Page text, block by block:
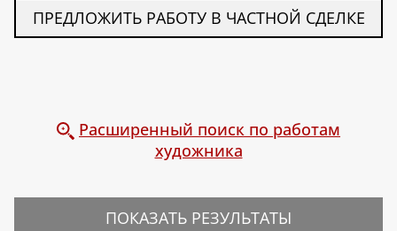
ПРЕДЛОЖИТЬ РАБОТУ В ЧАСТНОЙ СДЕЛКЕ
Расширенный поиск по работам
художника
ПОКАЗАТЬ РЕЗУЛЬТАТЫ